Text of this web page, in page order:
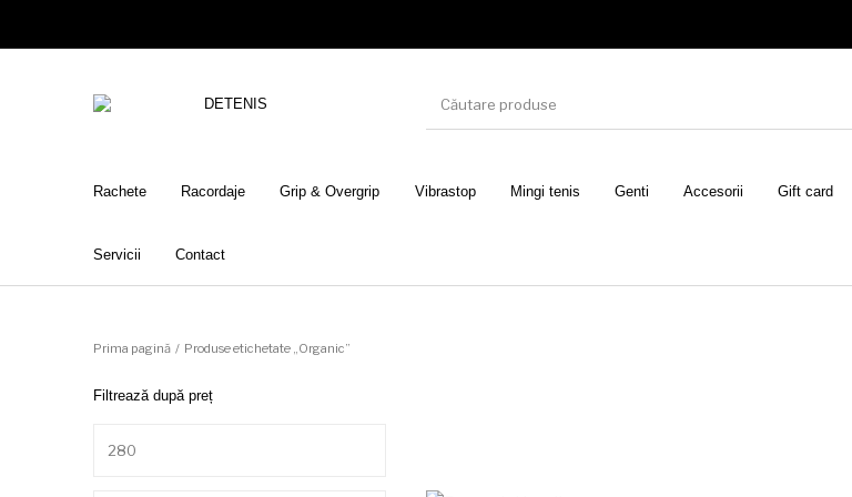
Rachete Racordaje Grip & Overgrip Vibrastop Mingi tenis Genti Accesorii Gift card
Servicii Contact
Prima pagină / Produse etichetate „Organic”
Filtrează după preț